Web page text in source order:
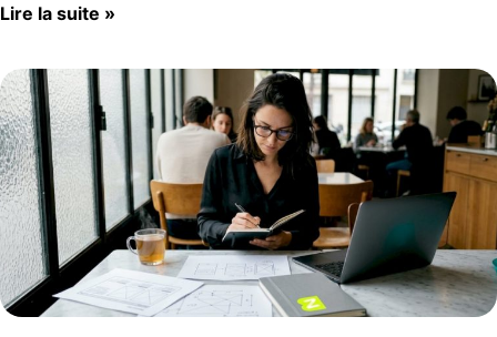
Lire la suite »